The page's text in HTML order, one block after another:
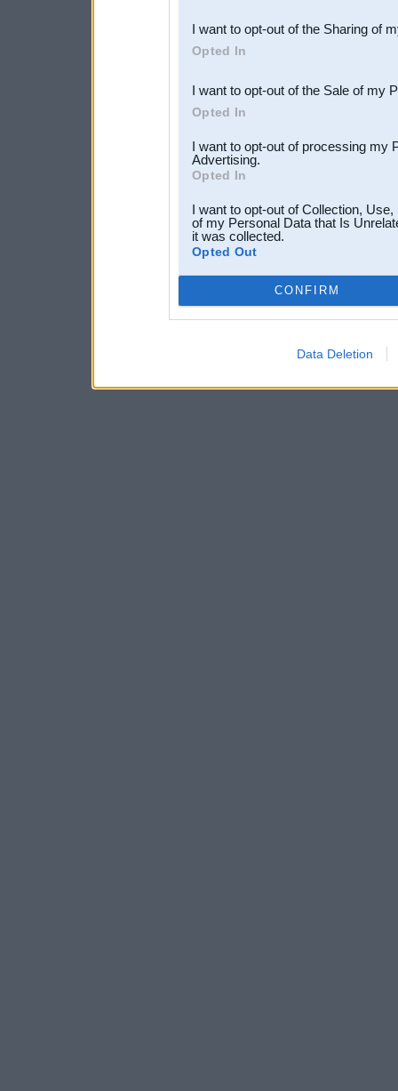
Downstream Participants
third parties.
I want to opt-out of the Sharing of
Opted In
I want to opt-out of the Sale of my
Opted In
I want to opt-out of processing my
Advertising.
Opted In
I want to opt-out of Collection,
of my Personal Data that Is
it was collected.
Opted Out
CONFIRM
Data Deletion